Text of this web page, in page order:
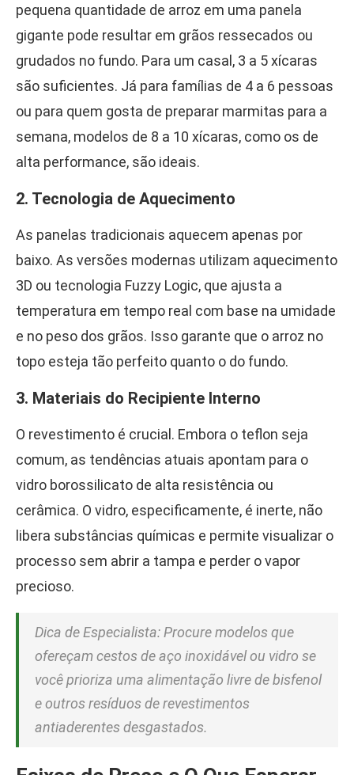
pequena quantidade de arroz em uma panela
gigante pode resultar em grãos ressecados ou
grudados no fundo. Para um casal, 3 a 5 xícaras
são suficientes. Já para famílias de 4 a 6 pessoas
ou para quem gosta de preparar marmitas para a
semana, modelos de 8 a 10 xícaras, como os de
alta performance, são ideais.
2. Tecnologia de Aquecimento
As panelas tradicionais aquecem apenas por
baixo. As versões modernas utilizam aquecimento
3D ou tecnologia Fuzzy Logic, que ajusta a
temperatura em tempo real com base na umidade
e no peso dos grãos. Isso garante que o arroz no
topo esteja tão perfeito quanto o do fundo.
3. Materiais do Recipiente Interno
O revestimento é crucial. Embora o teflon seja
comum, as tendências atuais apontam para o
vidro borossilicato de alta resistência ou
cerâmica. O vidro, especificamente, é inerte, não
libera substâncias químicas e permite visualizar o
processo sem abrir a tampa e perder o vapor
precioso.
Dica de Especialista: Procure modelos que
ofereçam cestos de aço inoxidável ou vidro se
você prioriza uma alimentação livre de bisfenol
e outros resíduos de revestimentos
antiaderentes desgastados.